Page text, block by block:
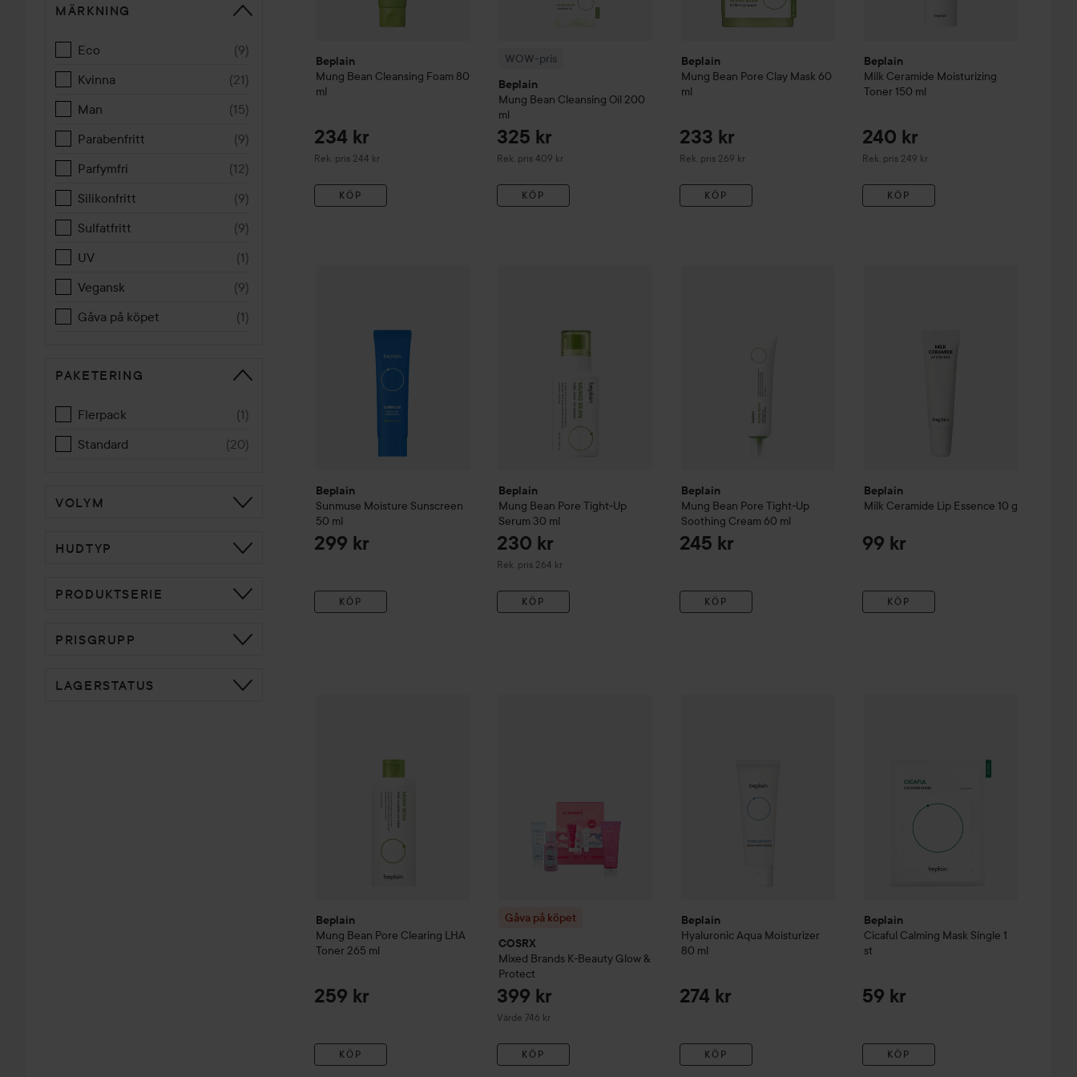
MÄRKNING
Eco (9)
Kvinna
(21)
Man
(15)
Parabenfritt
(9)
Parfymfri
(12)
Silikonfritt
(9)
Sulfatfritt
(9)
UV
(1)
Vegansk
(9)
Gåva på köpet
(1)
PAKETERING
Flerpack (1)
Standard
(20)
VOLYM
HUDTYP
PRODUKTSERIE
PRISGRUPP
LAGERSTATUS
Beplain
Mung Bean Cleansing Foam 80
ml
234 kr
Rek. pris 244 kr
Rekommenderat pris 244 kr
KÖP
WOW-pris
Beplain
Mung Bean Cleansing Oil 200
ml
325 kr
Rek. pris 409 kr
Rekommenderat pris 409 kr
KÖP
Beplain
Mung Bean Pore Clay Mask 60
ml
233 kr
Rek. pris 269 kr
Rekommenderat pris 269 kr
KÖP
Beplain
Milk Ceramide Moisturizing
Toner 150 ml
240 kr
Rek. pris 249 kr
Rekommenderat pris 249 kr
KÖP
Beplain
Sunmuse Moisture Sunscreen
50 ml
299 kr
KÖP
Beplain
Mung Bean Pore Tight-Up
Serum 30 ml
230 kr
Rek. pris 264 kr
Rekommenderat pris 264 kr
KÖP
Beplain
Mung Bean Pore Tight-Up
Soothing Cream 60 ml
245 kr
KÖP
Beplain
Milk Ceramide Lip Essence 10 g
99 kr
KÖP
Beplain
Mung Bean Pore Clearing LHA
Toner 265 ml
259 kr
KÖP
Gåva på köpet
COSRX
Mixed Brands K-Beauty Glow &
Protect
399 kr
Värde 746 kr
KÖP
Beplain
Hyaluronic Aqua Moisturizer
80 ml
274 kr
KÖP
Beplain
Cicaful Calming Mask Single 1
st
59 kr
KÖP